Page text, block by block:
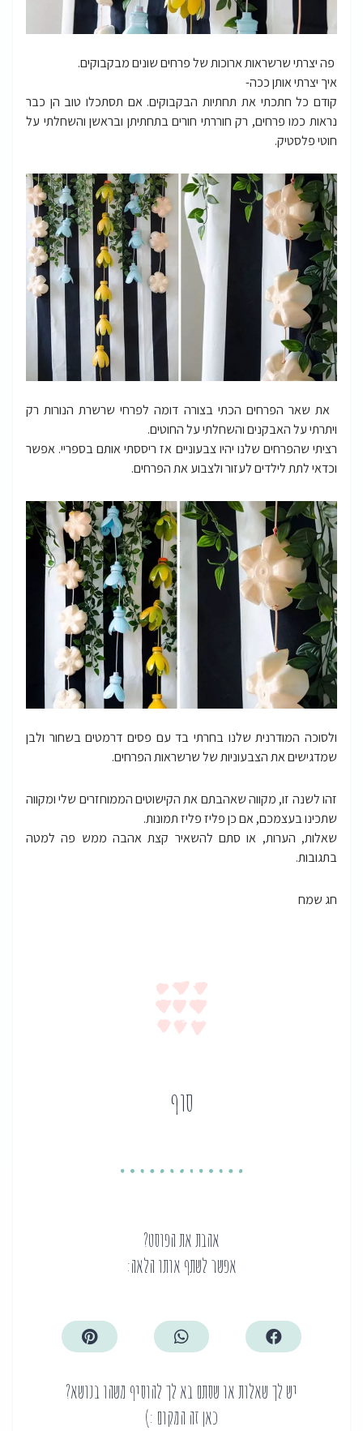
פה יצרתי שרשראות ארוכות של פרחים שונים מבקבוקים.
איך יצרתי אותן ככה-
קודם כל חתכתי את תחתיות הבקבוקים. אם תסתכלו טוב הן כבר
נראות כמו פרחים, רק חוררתי חורים בתחתיתן ובראשן והשחלתי על
חוטי פלסטיק.
את שאר הפרחים הכתי בצורה דומה לפרחי שרשרת הנורות רק
ויתרתי על האבקנים והשחלתי על החוטים.
רציתי שהפרחים שלנו יהיו צבעוניים אז ריססתי אותם בספריי. אפשר
וכדאי לתת לילדים לעזור ולצבוע את הפרחים.
ולסוכה המודרנית שלנו בחרתי בד עם פסים דרמטים בשחור ולבן
שמדגישים את הצבעוניות של שרשראות הפרחים.
זהו לשנה זו, מקווה שאהבתם את הקישוטים הממוחזרים שלי ומקווה
שתכינו בעצמכם, אם כן פליז פליז תמונות.
שאלות, הערות, או סתם להשאיר קצת אהבה ממש פה למטה
בתגובות.
חג שמח
סוף
אהבת את הפוסט?
אפשר לשתף אותו הלאה:
יש לך שאלות או שסתם בא לך להוסיף משהו בנושא?
כאן זה המקום :)